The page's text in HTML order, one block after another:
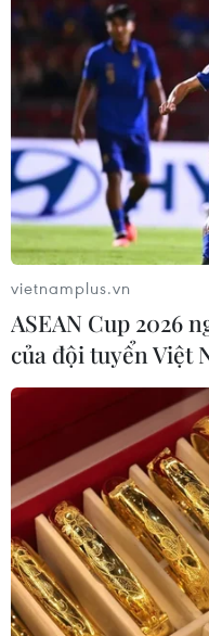
vietnamplus.vn
ASEAN Cup 2026
của đội tuyển Việt